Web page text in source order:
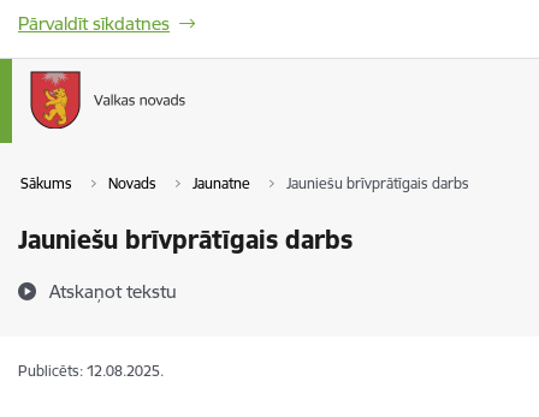
Pārvaldīt sīkdatnes
Sākums Novads Jaunatne Jauniešu brīvprātīgais darbs
Jauniešu brīvprātīgais darbs
Atskaņot tekstu
Publicēts: 12.08.2025.